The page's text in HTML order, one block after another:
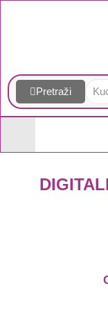
Pretraži